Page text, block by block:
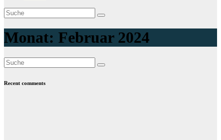
Monat: Februar 2024
Recent comments